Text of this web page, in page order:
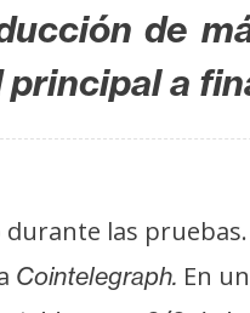
de
a
durante las pruebas.
Cointelegraph. En